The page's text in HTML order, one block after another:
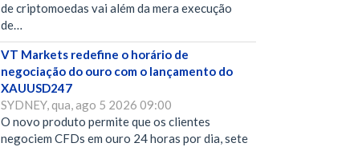
de criptomoedas vai além da mera execução
de…
VT Markets redefine o horário de
negociação do ouro com o lançamento do
XAUUSD247
SYDNEY, qua, ago 5 2026 09:00
O novo produto permite que os clientes
negociem CFDs em ouro 24 horas por dia, sete